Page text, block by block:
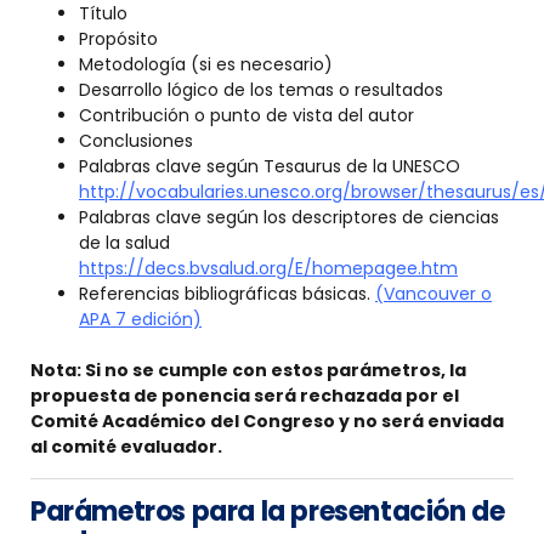
Título
Propósito
Metodología (si es necesario)
Desarrollo lógico de los temas o resultados
Contribución o punto de vista del autor
Conclusiones
Palabras clave según Tesaurus de la UNESCO
http://vocabularies.unesco.org/browser/thesaurus/
Palabras clave según los descriptores de ciencias
de la salud
https://decs.bvsalud.org/E/homepagee.htm
Referencias bibliográficas básicas. (Vancouver o
APA 7 edición)
Nota: Si no se cumple con estos parámetros, la
propuesta de ponencia será rechazada por el
Comité Académico del Congreso y no será enviada
al comité evaluador.
Parámetros para la presentación de